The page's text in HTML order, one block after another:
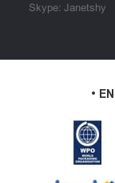
Skype: Janetshy
•